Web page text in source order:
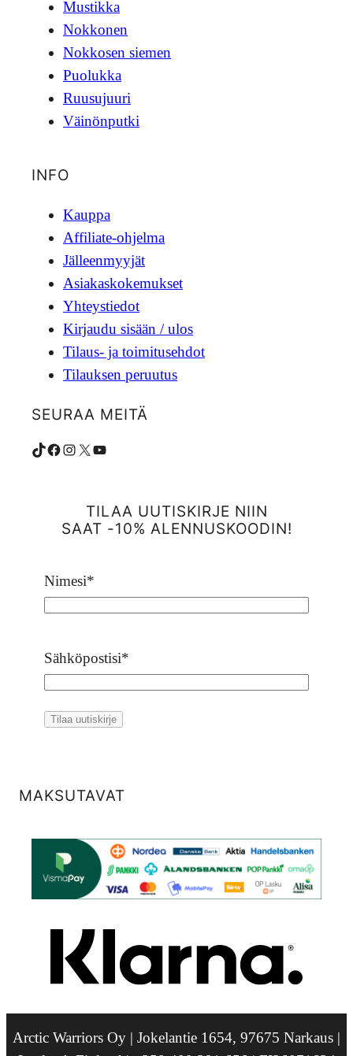
Mustikka
Nokkonen
Nokkosen siemen
Puolukka
Ruusujuuri
Väinönputki
INFO
Kauppa
Affiliate-ohjelma
Jälleenmyyjät
Asiakaskokemukset
Yhteystiedot
Kirjaudu sisään / ulos
Tilaus- ja toimitusehdot
Tilauksen peruutus
SEURAA MEITÄ
TikTok Facebook Instagram X YouTube
TILAA UUTISKIRJE NIIN
SAAT -10% ALENNUSKOODIN!
Nimesi*
Sähköpostisi*
MAKSUTAVAT
Arctic Warriors Oy | Jokelantie 1654, 97675 Narkaus |